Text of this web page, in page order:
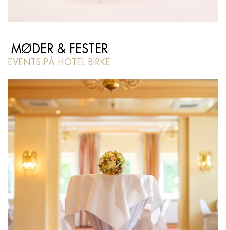
MØDER & FESTER
EVENTS PÅ HOTEL BIRKE